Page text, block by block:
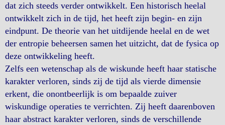
dat zich steeds verder ontwikkelt. Een historisch heelal
ontwikkelt zich in de tijd, het heeft zijn begin- en zijn
eindpunt. De theorie van het uitdijende heelal en de wet
der entropie beheersen samen het uitzicht, dat de fysica op
deze ontwikkeling heeft.
Zelfs een wetenschap als de wiskunde heeft haar statische
karakter verloren, sinds zij de tijd als vierde dimensie
erkent, die onontbeerlijk is om bepaalde zuiver
wiskundige operaties te verrichten. Zij heeft daarenboven
haar abstract karakter verloren, sinds de verschillende